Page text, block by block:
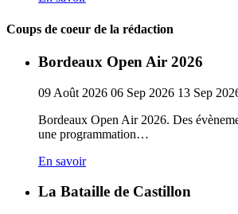
Coups de coeur de la rédaction
Bordeaux Open Air 2026
09 Août 2026 06 Sep 2026 13 Sep
Bordeaux Open Air 2026. Des
une programmation…
En savoir
La Bataille de Castillon